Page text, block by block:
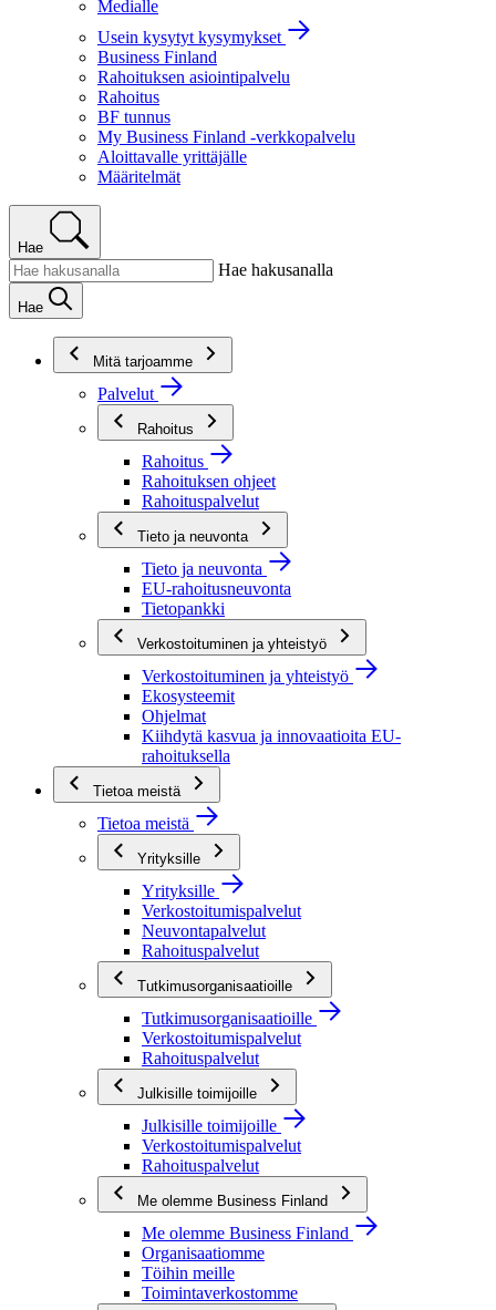
Medialle
Usein kysytyt kysymykset
Business Finland
Rahoituksen asiointipalvelu
Rahoitus
BF tunnus
My Business Finland -verkkopalvelu
Aloittavalle yrittäjälle
Määritelmät
Hae
Hae hakusanalla
Hae
Mitä tarjoamme
Palvelut
Rahoitus
Rahoitus
Rahoituksen ohjeet
Rahoituspalvelut
Tieto ja neuvonta
Tieto ja neuvonta
EU-rahoitusneuvonta
Tietopankki
Verkostoituminen ja yhteistyö
Verkostoituminen ja yhteistyö
Ekosysteemit
Ohjelmat
Kiihdytä kasvua ja innovaatioita EU-
rahoituksella
Tietoa meistä
Tietoa meistä
Yrityksille
Yrityksille
Verkostoitumispalvelut
Neuvontapalvelut
Rahoituspalvelut
Tutkimusorganisaatioille
Tutkimusorganisaatioille
Verkostoitumispalvelut
Rahoituspalvelut
Julkisille toimijoille
Julkisille toimijoille
Verkostoitumispalvelut
Rahoituspalvelut
Me olemme Business Finland
Me olemme Business Finland
Organisaatiomme
Töihin meille
Toimintaverkostomme